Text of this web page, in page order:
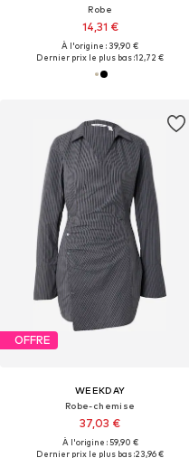
Robe
14,31 €
À l'origine : 39,90 €
Dernier prix le plus bas :12,72 €
OFFRE
WEEKDAY
Robe-chemise
37,03 €
À l'origine : 59,90 €
Dernier prix le plus bas :23,96 €